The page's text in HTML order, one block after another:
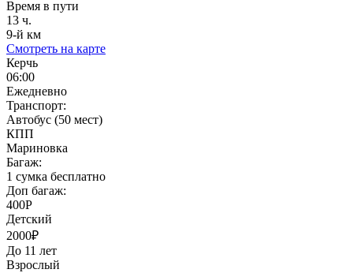
Время в пути
13 ч.
9-й км
Смотреть на карте
Керчь
06:00
Ежедневно
Транспорт:
Автобус (50 мест)
КПП
Мариновка
Багаж:
1 сумка бесплатно
Доп багаж:
400Р
Детский
2000₽
До 11 лет
Взрослый